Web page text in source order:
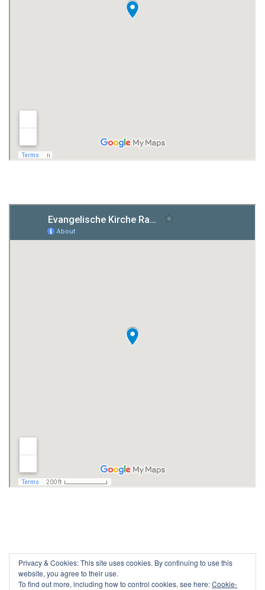
Privacy & Cookies: This site uses cookies. By continuing to use this
website, you agree to their use.
To find out more, including how to control cookies, see here:Cookie-